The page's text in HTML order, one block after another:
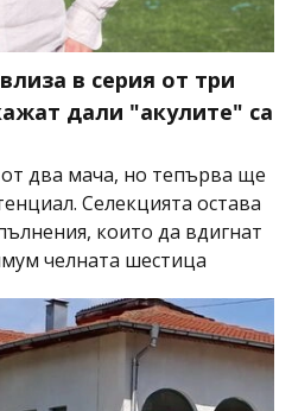
в серия от три
дали "акулите" са
два мача, но тепърва ще
Селекцията остава
които да вдигнат
челната шестица